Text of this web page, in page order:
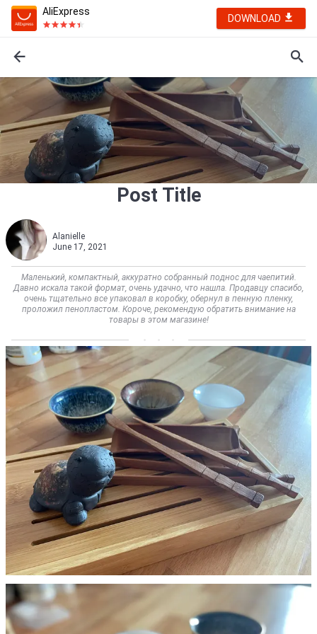
AliExpress
DOWNLOAD
Post Title
Alanielle
June 17, 2021
Маленький, компактный, аккуратно собранный поднос для чаепитий.
Давно искала такой формат, очень удачно, что нашла. Продавцу спасибо,
очень тщательно все упаковал в коробку, обернул в пенную пленку,
проложил пенопластом. Короче, рекомендую обратить внимание на
товары в этом магазине!